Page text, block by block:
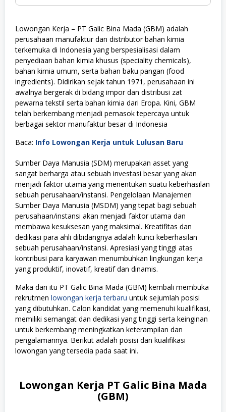
Lowongan Kerja – PT Galic Bina Mada (GBM) adalah
perusahaan manufaktur dan distributor bahan kimia
terkemuka di Indonesia yang berspesialisasi dalam
penyediaan bahan kimia khusus (speciality chemicals),
bahan kimia umum, serta bahan baku pangan (food
ingredients). Didirikan sejak tahun 1971, perusahaan ini
awalnya bergerak di bidang impor dan distribusi zat
pewarna tekstil serta bahan kimia dari Eropa. Kini, GBM
telah berkembang menjadi pemasok tepercaya untuk
berbagai sektor manufaktur besar di Indonesia
Baca: Info Lowongan Kerja untuk Lulusan Baru
Sumber Daya Manusia (SDM) merupakan asset yang
sangat berharga atau sebuah investasi besar yang akan
menjadi faktor utama yang menentukan suatu keberhasilan
sebuah perusahaan/instansi. Pengelolaan Manajemen
Sumber Daya Manusia (MSDM) yang tepat bagi sebuah
perusahaan/instansi akan menjadi faktor utama dan
membawa kesuksesan yang maksimal. Kreatifitas dan
dedikasi para ahli dibidangnya adalah kunci keberhasilan
sebuah perusahaan/instansi. Apresiasi yang tinggi atas
kontribusi para karyawan menumbuhkan lingkungan kerja
yang produktif, inovatif, kreatif dan dinamis.
Maka dari itu PT Galic Bina Mada (GBM) kembali membuka
rekrutmen lowongan kerja terbaru untuk sejumlah posisi
yang dibutuhkan. Calon kandidat yang memenuhi kualifikasi,
memiliki semangat dan dedikasi yang tinggi serta keinginan
untuk berkembang meningkatkan keterampilan dan
pengalamannya. Berikut adalah posisi dan kualifikasi
lowongan yang tersedia pada saat ini.
Lowongan Kerja PT Galic Bina Mada
(GBM)